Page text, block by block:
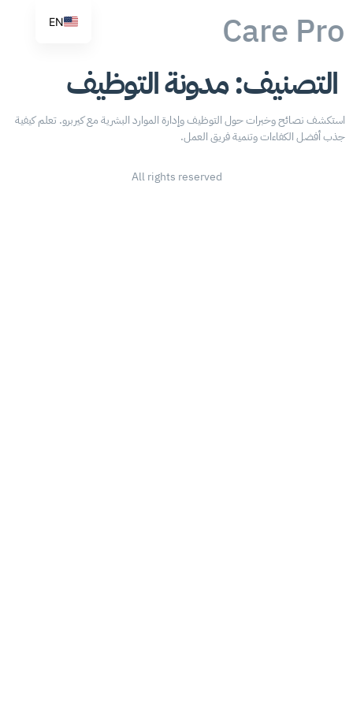
Care Pro
التصنيف:مدونة التوظيف
استكشف نصائح وخبرات حول التوظيف وإدارة الموارد البشرية مع كيربرو. تعلم كيفية
جذب أفضل الكفاءات وتنمية فريق العمل.
All rights reserved
EN